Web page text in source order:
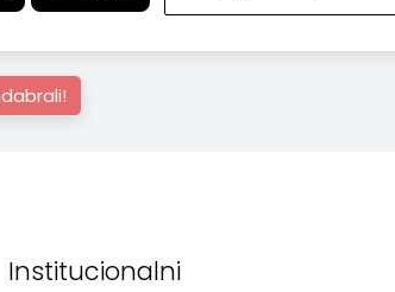
Institucionalni